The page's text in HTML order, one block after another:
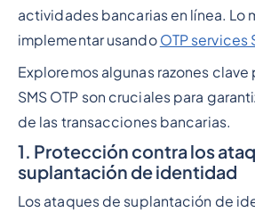
actividades bancarias en línea. Lo
implementar usando OTP services
Exploremos algunas razones clave
SMS OTP son cruciales para
de las transacciones bancarias.
1. Protección contra los
suplantación de identidad
Los ataques de suplantación de